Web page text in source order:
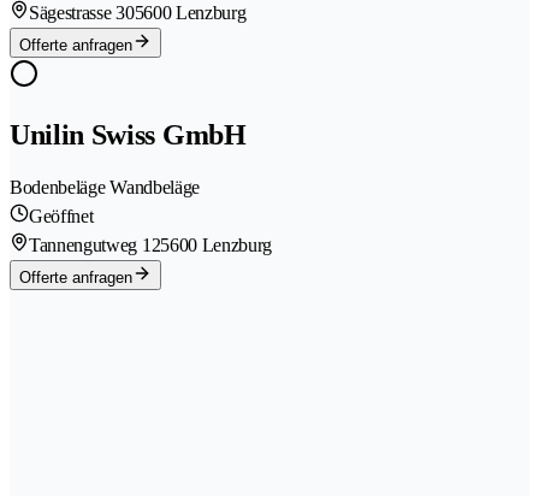
Sägestrasse 305600 Lenzburg
Offerte anfragen
Unilin Swiss GmbH
Bodenbeläge Wandbeläge
Geöffnet
Tannengutweg 125600 Lenzburg
Offerte anfragen